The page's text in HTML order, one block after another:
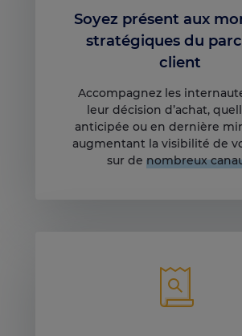
Soyez présent aux
stratégiques du
client
Accompagnez les
leur décision d’achat,
anticipée ou en dernière
augmentant la visibilité de
sur de nombreux